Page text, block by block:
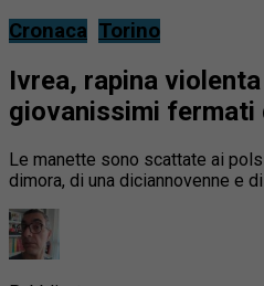
Cronaca Torino
Ivrea, rapina
giovanissimi fermati
Le manette sono scattate ai
dimora, di una diciannovenne e